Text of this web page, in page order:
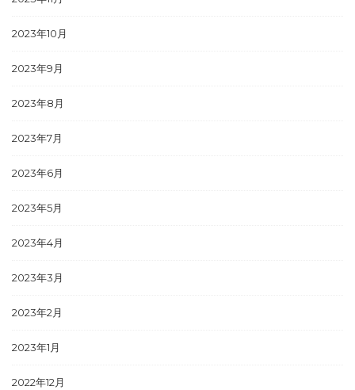
2023年10月
2023年9月
2023年8月
2023年7月
2023年6月
2023年5月
2023年4月
2023年3月
2023年2月
2023年1月
2022年12月